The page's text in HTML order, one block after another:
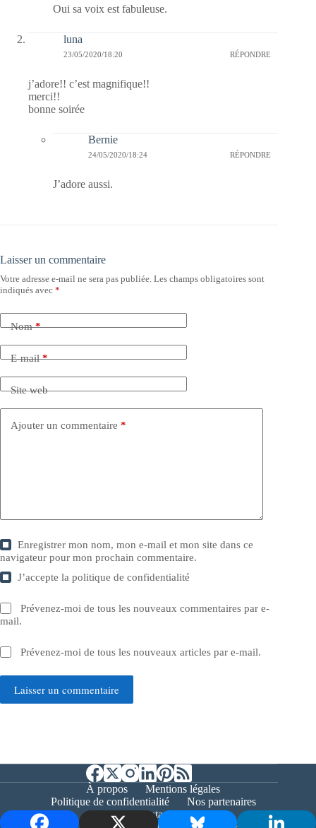
Oui sa voix est fabuleuse.
luna
23/05/2020/18:20 RÉPONDRE
j’adore!! c’est magnifique!!
merci!!
bonne soirée
Bernie
24/05/2020/18:24 RÉPONDRE
J’adore aussi.
Laisser un commentaire
Votre adresse e-mail ne sera pas publiée. Les champs obligatoires sont
indiqués avec *
Nom*
E-mail*
Site web
Ajouter un commentaire *
Enregistrer mon nom, mon e-mail et mon site dans ce
navigateur pour mon prochain commentaire.
J’accepte lapolitique de confidentialité
Prévenez-moi de tous les nouveaux commentaires par e-
mail.
Prévenez-moi de tous les nouveaux articles par e-mail.
Laisser un commentaire
À propos
Mentions légales
Politique de confidentialité
Nos partenaires
Contact